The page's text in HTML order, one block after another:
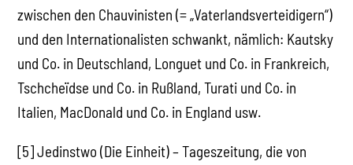
zwischen den Chauvinisten (= „Vaterlandsverteidigern“)
und den Internationalisten schwankt, nämlich: Kautsky
und Co. in Deutschland, Longuet und Co. in Frankreich,
Tschcheïdse und Co. in Rußland, Turati und Co. in
Italien, MacDonald und Co. in England usw.
[5] Jedinstwo (Die Einheit) – Tageszeitung, die von